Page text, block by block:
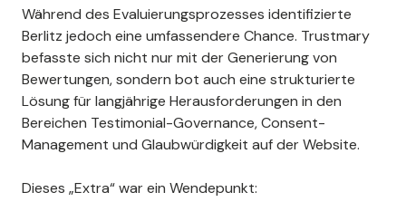
Während des Evaluierungsprozesses identifizierte
Berlitz jedoch eine umfassendere Chance. Trustmary
befasste sich nicht nur mit der Generierung von
Bewertungen, sondern bot auch eine strukturierte
Lösung für langjährige Herausforderungen in den
Bereichen Testimonial-Governance, Consent-
Management und Glaubwürdigkeit auf der Website.
Dieses „Extra“ war ein Wendepunkt: